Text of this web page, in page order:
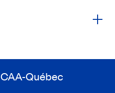
CAA-Québec